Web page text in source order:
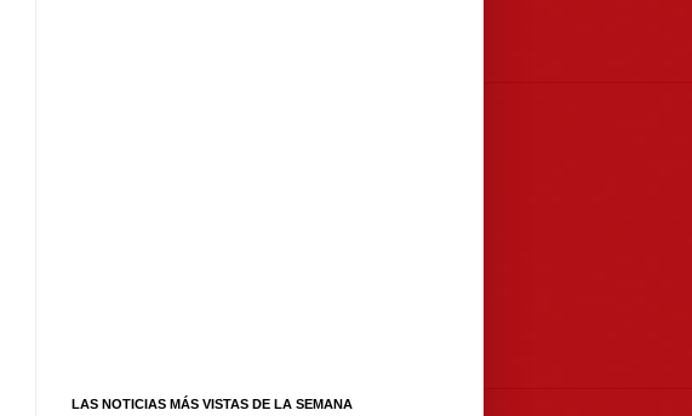
LAS NOTICIAS MÁS VISTAS DE LA SEMANA